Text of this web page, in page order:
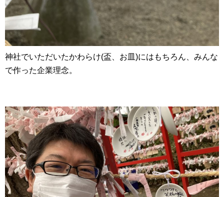
神社でいただいたかわらけ(盃、お皿)にはもちろん、みんな
で作った企業理念。